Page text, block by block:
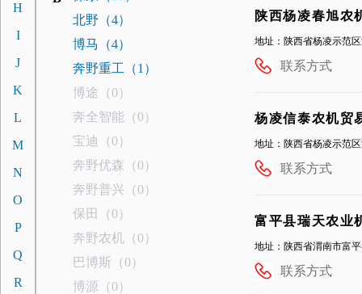
H
I
J
K
L
M
N
O
P
Q
R
北野（4）
博马（4）
奔野重工（1）
博途（0）
奔全智能（0）
宝迪（0）
奔野优森（0）
奔野普兴（0）
保田（0）
奔野农机（0）
巴博斯（0）
博源（0）
陕西杨凌春旭农
地址：陕西省杨凌示范
联系方式
杨凌信泰农机贸
地址：陕西省杨凌示范
联系方式
富平县瑞天农业
地址：陕西省渭南市富
联系方式